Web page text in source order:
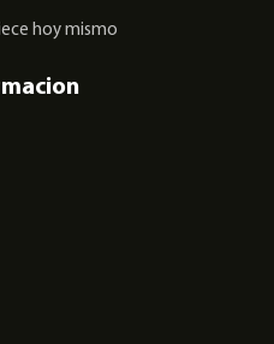
hoy mismo